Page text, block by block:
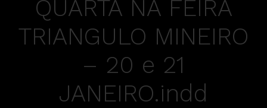
QUARTA NA FEIRA
TRIANGULO MINEIRO
– 20 e 21
JANEIRO.indd